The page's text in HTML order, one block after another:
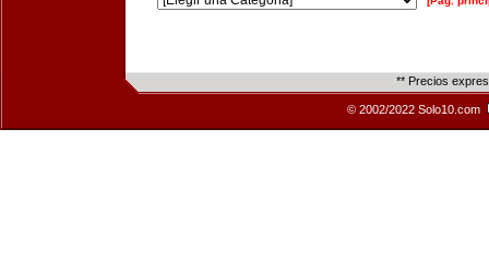
** Precios
© 2002/2022 Solo10.com